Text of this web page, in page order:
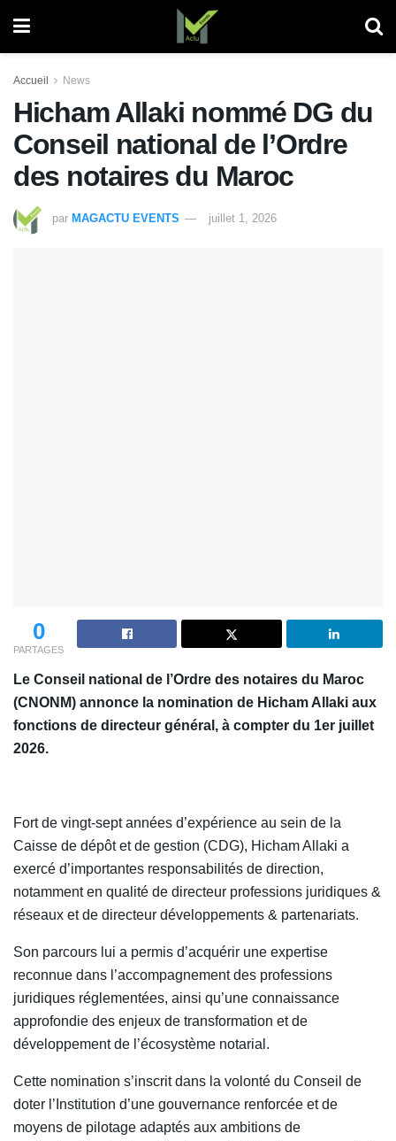
Accueil News
Hicham Allaki nommé DG du
Conseil national de l’Ordre
des notaires du Maroc
par MAGACTU EVENTS juillet 1, 2026
0
PARTAGES
Le Conseil national de l’Ordre des notaires du Maroc
(CNONM) annonce la nomination de Hicham Allaki aux
fonctions de directeur général, à compter du 1er juillet
2026.
Fort de vingt-sept années d’expérience au sein de la
Caisse de dépôt et de gestion (CDG), Hicham Allaki a
exercé d’importantes responsabilités de direction,
notamment en qualité de directeur professions juridiques &
réseaux et de directeur développements & partenariats.
Son parcours lui a permis d’acquérir une expertise
reconnue dans l’accompagnement des professions
juridiques réglementées, ainsi qu’une connaissance
approfondie des enjeux de transformation et de
développement de l’écosystème notarial.
Cette nomination s’inscrit dans la volonté du Conseil de
doter l’Institution d’une gouvernance renforcée et de
moyens de pilotage adaptés aux ambitions de